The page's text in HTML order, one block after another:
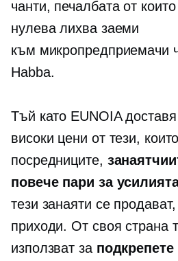
чанти, печалбата от
нулева лихвазаеми
към микропредприемачи
Habba.
Тъй като EUNOIA
високи цени от тези,
посредниците,
повече пари за
тези занаяти се
приходи. От своя страна
използват за подкрепете